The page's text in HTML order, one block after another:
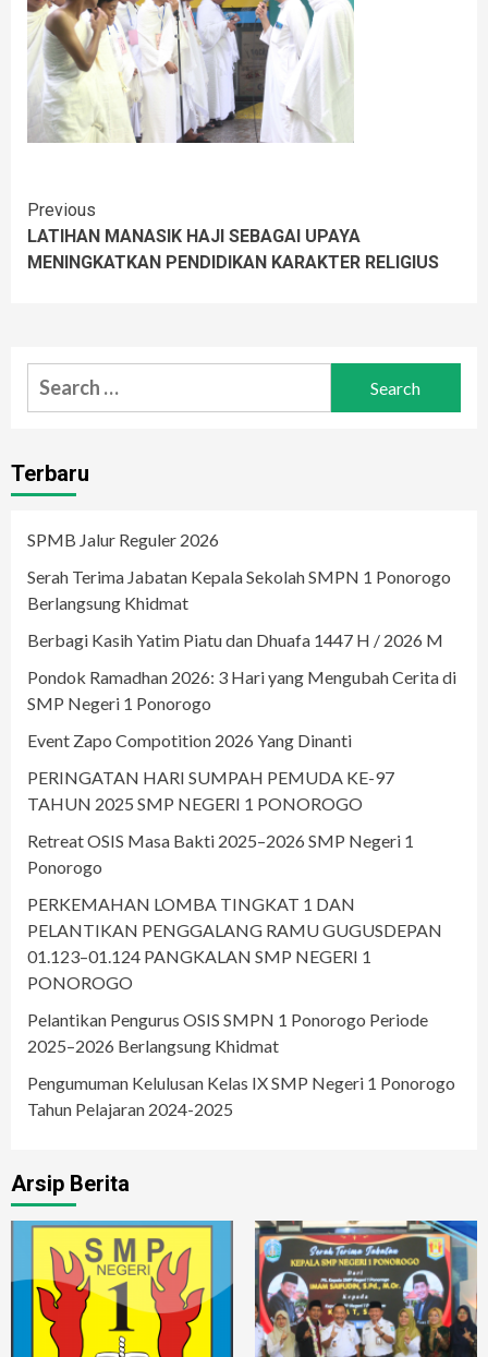
Continue
Reading
Previous
LATIHAN MANASIK HAJI SEBAGAI UPAYA
MENINGKATKAN PENDIDIKAN KARAKTER RELIGIUS
Search
for:
Terbaru
SPMB Jalur Reguler 2026
Serah Terima Jabatan Kepala Sekolah SMPN 1 Ponorogo
Berlangsung Khidmat
Berbagi Kasih Yatim Piatu dan Dhuafa 1447 H / 2026 M
Pondok Ramadhan 2026: 3 Hari yang Mengubah Cerita di
SMP Negeri 1 Ponorogo
Event Zapo Compotition 2026 Yang Dinanti
PERINGATAN HARI SUMPAH PEMUDA KE-97
TAHUN 2025 SMP NEGERI 1 PONOROGO
Retreat OSIS Masa Bakti 2025–2026 SMP Negeri 1
Ponorogo
PERKEMAHAN LOMBA TINGKAT 1 DAN
PELANTIKAN PENGGALANG RAMU GUGUSDEPAN
01.123–01.124 PANGKALAN SMP NEGERI 1
PONOROGO
Pelantikan Pengurus OSIS SMPN 1 Ponorogo Periode
2025–2026 Berlangsung Khidmat
Pengumuman Kelulusan Kelas IX SMP Negeri 1 Ponorogo
Tahun Pelajaran 2024-2025
Arsip Berita